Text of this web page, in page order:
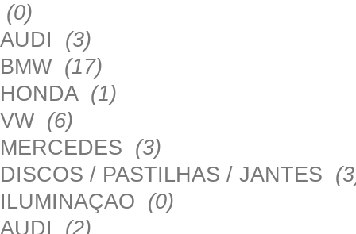
(0)
AUDI (3)
BMW (17)
HONDA (1)
VW (6)
MERCEDES (3)
DISCOS / PASTILHAS / JANTES
ILUMINAÇAO (0)
AUDI (2)